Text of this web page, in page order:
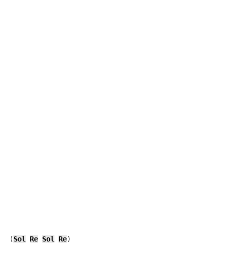
(Sol Re Sol Re)